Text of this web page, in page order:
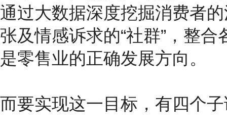
通过大数据深度挖掘消费者
张及情感诉求的“社群”，整
是零售业的正确发展方向。
而要实现这一目标，有四个